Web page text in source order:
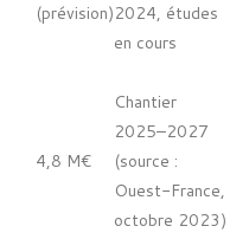
(prévision)2024, études
en cours
4,8 M€
Chantier
2025–2027
(source :
Ouest-France,
octobre 2023)